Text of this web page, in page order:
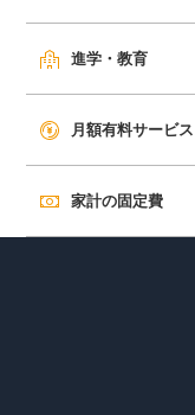
進学・教育
月額有料サービス
家計の固定費